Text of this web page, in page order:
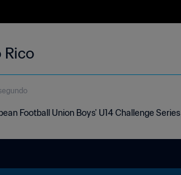
Rico
Football Union Boys' U14 Challenge Series